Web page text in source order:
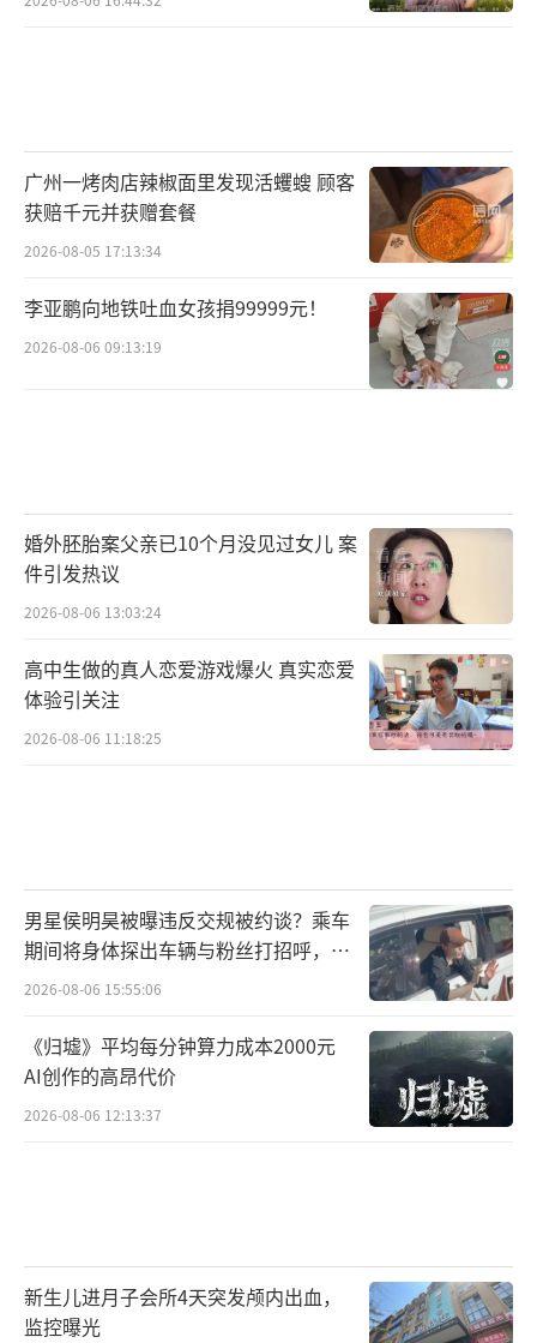
广州一烤肉店辣椒面里发现活蠼螋 顾客
获赔千元并获赠套餐
2026-08-05 17:13:34
李亚鹏向地铁吐血女孩捐99999元！
2026-08-06 09:13:19
婚外胚胎案父亲已10个月没见过女儿 案
件引发热议
2026-08-06 13:03:24
高中生做的真人恋爱游戏爆火 真实恋爱
体验引关注
2026-08-06 11:18:25
男星侯明昊被曝违反交规被约谈？乘车
期间将身体探出车辆与粉丝打招呼，当
地交警回应
2026-08-06 15:55:06
《归墟》平均每分钟算力成本2000元
AI创作的高昂代价
2026-08-06 12:13:37
新生儿进月子会所4天突发颅内出血，
监控曝光